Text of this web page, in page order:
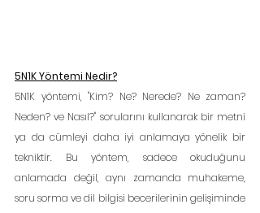
5N1K Yöntemi Nedir?
5N1K yöntemi, "Kim? Ne? Nerede? Ne zaman?
Neden? ve Nasıl?" sorularını kullanarak bir metni
ya da cümleyi daha iyi anlamaya yönelik bir
tekniktir. Bu yöntem, sadece okuduğunu
anlamada değil, aynı zamanda muhakeme,
soru sorma ve dil bilgisi becerilerinin gelişiminde